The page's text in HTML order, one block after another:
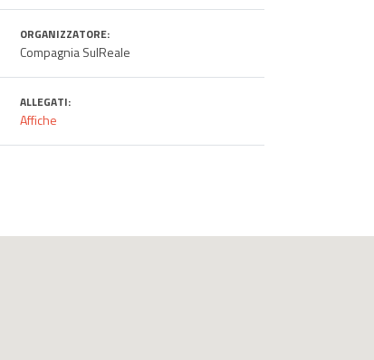
ORGANIZZATORE:
Compagnia SulReale
ALLEGATI:
Affiche